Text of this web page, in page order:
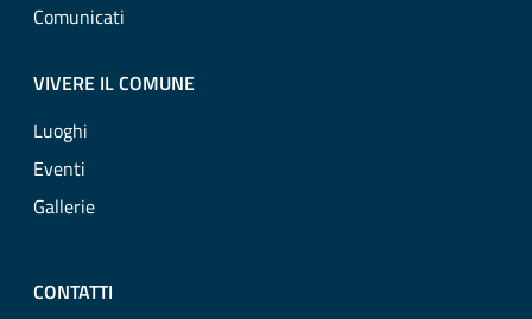
Comunicati
VIVERE IL COMUNE
Luoghi
Eventi
Gallerie
CONTATTI